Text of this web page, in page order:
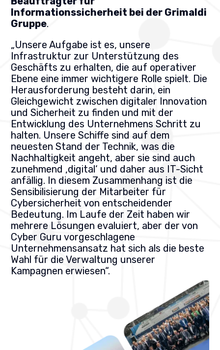
Informationssicherheit bei der Grimaldi
Gruppe.
„Unsere Aufgabe ist es, unsere
Infrastruktur zur Unterstützung des
Geschäfts zu erhalten, die auf operativer
Ebene eine immer wichtigere Rolle spielt. Die
Herausforderung besteht darin, ein
Gleichgewicht zwischen digitaler Innovation
und Sicherheit zu finden und mit der
Entwicklung des Unternehmens Schritt zu
halten. Unsere Schiffe sind auf dem
neuesten Stand der Technik, was die
Nachhaltigkeit angeht, aber sie sind auch
zunehmend ‚digital‘ und daher aus IT-Sicht
anfällig. In diesem Zusammenhang ist die
Sensibilisierung der Mitarbeiter für
Cybersicherheit von entscheidender
Bedeutung. Im Laufe der Zeit haben wir
mehrere Lösungen evaluiert, aber der von
Cyber Guru vorgeschlagene
Unternehmensansatz hat sich als die beste
Wahl für die Verwaltung unserer
Kampagnen erwiesen“.